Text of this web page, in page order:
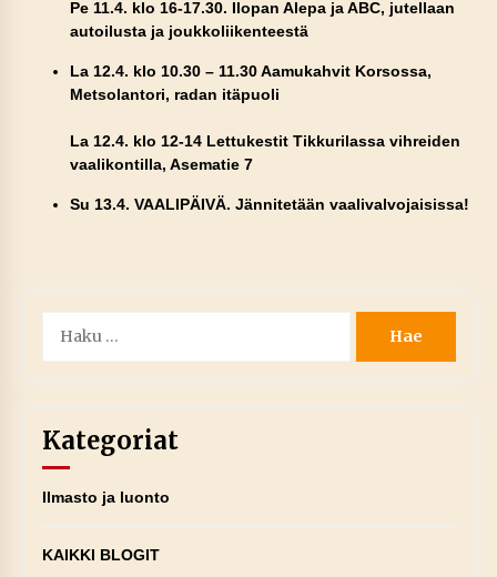
Pe 11.4. klo 16-17.30. Ilopan Alepa ja ABC, jutellaan
autoilusta ja joukkoliikenteestä
La 12.4. klo 10.30 – 11.30 Aamukahvit Korsossa,
Metsolantori, radan itäpuoli
La 12.4. klo 12-14 Lettukestit Tikkurilassa vihreiden
vaalikontilla, Asematie 7
Su 13.4. VAALIPÄIVÄ. Jännitetään vaalivalvojaisissa!
Kategoriat
Ilmasto ja luonto
KAIKKI BLOGIT